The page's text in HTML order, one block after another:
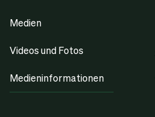
Medien
Videos und Fotos
Medieninformationen